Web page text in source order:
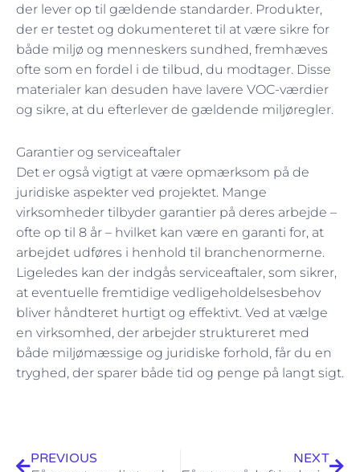
der lever op til gældende standarder. Produkter,
der er testet og dokumenteret til at være sikre for
både miljø og menneskers sundhed, fremhæves
ofte som en fordel i de tilbud, du modtager. Disse
materialer kan desuden have lavere VOC-værdier
og sikre, at du efterlever de gældende miljøregler.
Garantier og serviceaftaler
Det er også vigtigt at være opmærksom på de
juridiske aspekter ved projektet. Mange
virksomheder tilbyder garantier på deres arbejde –
ofte op til 8 år – hvilket kan være en garanti for, at
arbejdet udføres i henhold til branchenormerne.
Ligeledes kan der indgås serviceaftaler, som sikrer,
at eventuelle fremtidige vedligeholdelsesbehov
bliver håndteret hurtigt og effektivt. Ved at vælge
en virksomhed, der arbejder struktureret med
både miljømæssige og juridiske forhold, får du en
tryghed, der sparer både tid og penge på langt sigt.
PREVIOUS NEXT